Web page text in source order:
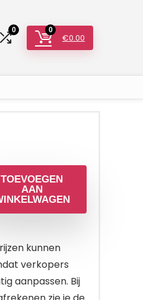
0 0
€0.00
TOEVOEGEN
AAN
kunnen
verkopers
aanpassen. Bij